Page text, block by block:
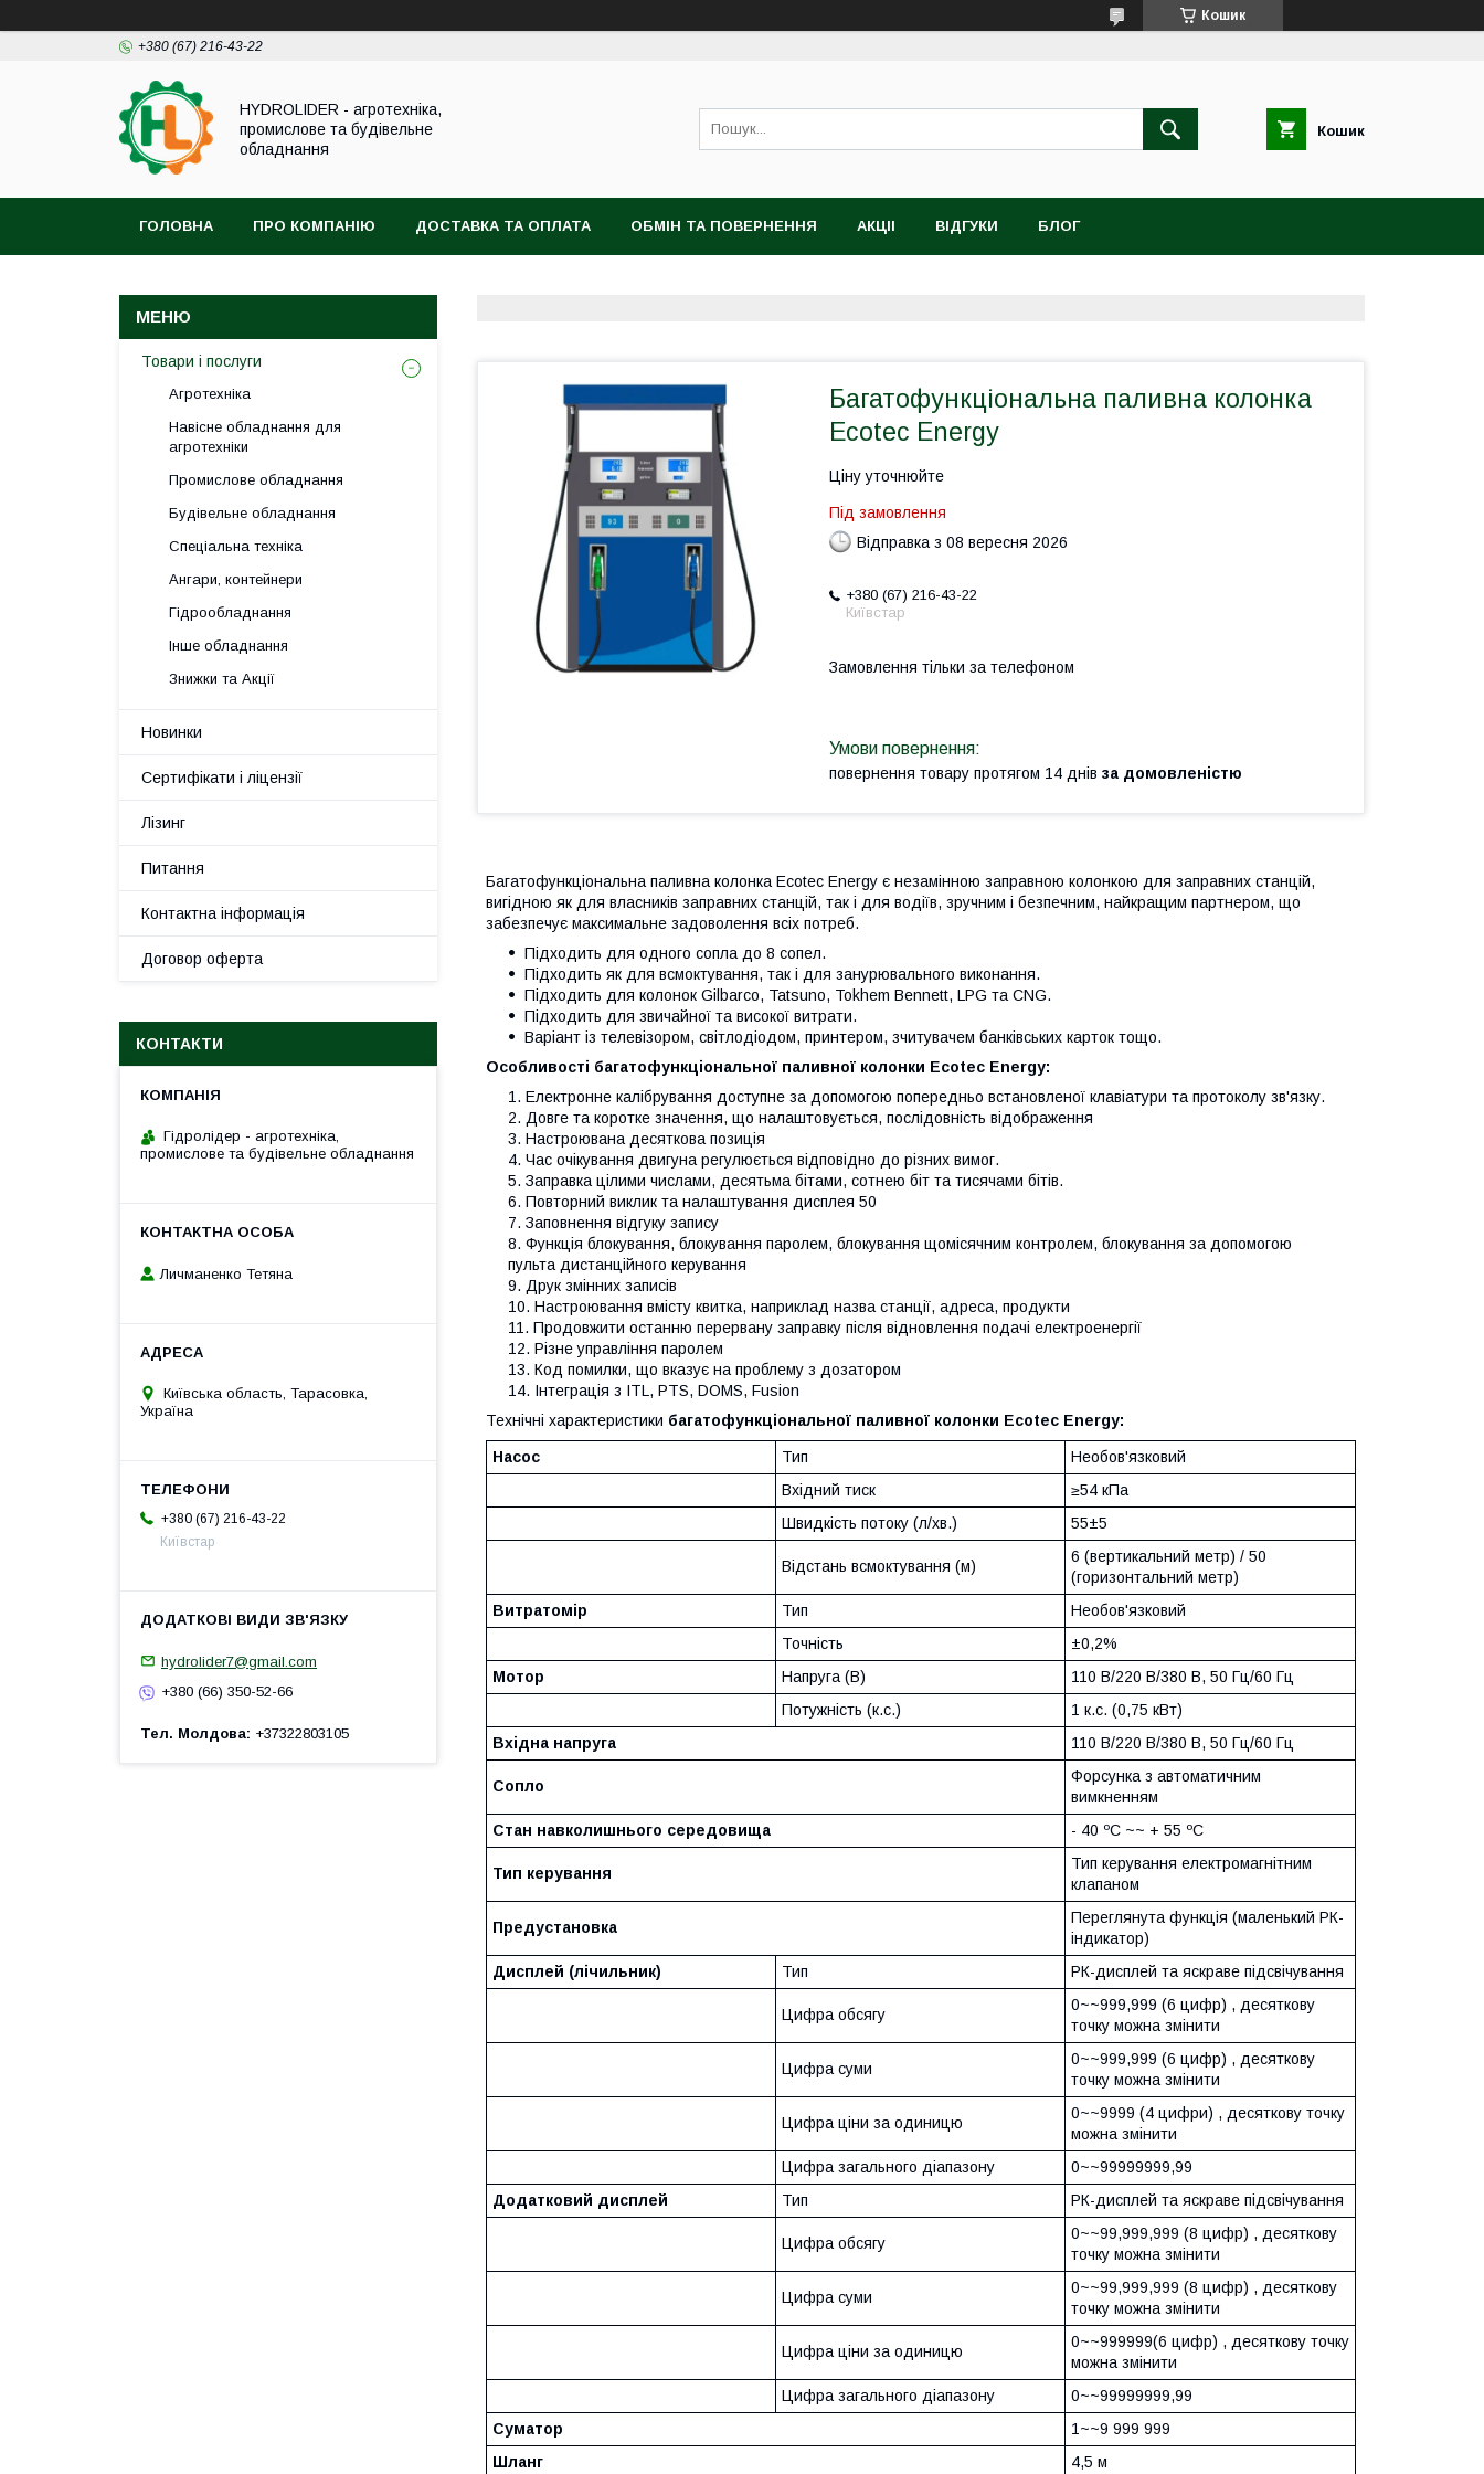
Кошик
+380 (67) 216-43-22
HYDROLIDER - агротехніка,
промислове та будівельне
обладнання
Кошик
ГОЛОВНА ПРО КОМПАНІЮ ДОСТАВКА ТА ОПЛАТА ОБМІН ТА ПОВЕРНЕННЯ АКЦІІ ВІДГУКИ БЛОГ
Багатофункціональна паливна колонка
Ecotec Energy
Ціну уточнюйте
Під замовлення
Відправка з 08 вересня 2026
+380 (67) 216-43-22
Київстар
Замовлення тільки за телефоном
повернення товару протягом 14 днів за домовленістю
Багатофункціональна паливна колонка Ecotec Energy є незамінною заправною колонкою для заправних станцій,
вигідною як для власників заправних станцій, так і для водіїв, зручним і безпечним, найкращим партнером, що
забезпечує максимальне задоволення всіх потреб.
Підходить для одного сопла до 8 сопел.
Підходить як для всмоктування, так і для занурювального виконання.
Підходить для колонок Gilbarco, Tatsuno, Tokhem Bennett, LPG та CNG.
Підходить для звичайної та високої витрати.
Варіант із телевізором, світлодіодом, принтером, зчитувачем банківських карток тощо.
Особливості багатофункціональної паливної колонки Ecotec Energy:
Електронне калібрування доступне за допомогою попередньо встановленої клавіатури та протоколу зв'язку.
Довге та коротке значення, що налаштовується, послідовність відображення
Настроювана десяткова позиція
Час очікування двигуна регулюється відповідно до різних вимог.
Заправка цілими числами, десятьма бітами, сотнею біт та тисячами бітів.
Повторний виклик та налаштування дисплея 50
Заповнення відгуку запису
Функція блокування, блокування паролем, блокування щомісячним контролем, блокування за допомогою
пульта дистанційного керування
Друк змінних записів
Настроювання вмісту квитка, наприклад назва станції, адреса, продукти
Продовжити останню перервану заправку після відновлення подачі електроенергії
Різне управління паролем
Код помилки, що вказує на проблему з дозатором
Інтеграція з ITL, PTS, DOMS, Fusion
Технічні характеристики багатофункціональної паливної колонки Ecotec Energy:
Насос Тип
Необов'язковий
Вхідний тиск
≥54 кПа
Швидкість потоку (л/хв.)
55±5
Відстань всмоктування (м)
6 (вертикальний метр) / 50
(горизонтальний метр)
Витратомір
Тип
Необов'язковий
Точність
±0,2%
Мотор
Напруга (В)
110 В/220 В/380 В, 50 Гц/60 Гц
Потужність (к.с.)
1 к.с. (0,75 кВт)
Вхідна напруга
110 В/220 В/380 В, 50 Гц/60 Гц
Сопло
Форсунка з автоматичним
вимкненням
Стан навколишнього середовища
- 40 ºС ~~ + 55 ºС
Тип керування
Тип керування електромагнітним
клапаном
Предустановка
Переглянута функція (маленький РК-
індикатор)
Дисплей (лічильник)
Тип РК-дисплей та яскраве підсвічування
Цифра обсягу
0~~999,999 (6 цифр) , десяткову
точку можна змінити
Цифра суми
0~~999,999 (6 цифр) , десяткову
точку можна змінити
Цифра ціни за одиницю
0~~9999 (4 цифри) , десяткову точку
можна змінити
Цифра загального діапазону
0~~99999999,99
Додатковий дисплей
Тип РК-дисплей та яскраве підсвічування
Цифра обсягу
0~~99,999,999 (8 цифр) , десяткову
точку можна змінити
Цифра суми
0~~99,999,999 (8 цифр) , десяткову
точку можна змінити
Цифра ціни за одиницю
0~~999999(6 цифр) , десяткову точку
можна змінити
Цифра загального діапазону
0~~99999999,99
Суматор
1~~9 999 999
Шланг
4,5 м
Товари і послуги
Агротехніка
Навісне обладнання для
агротехніки
Промислове обладнання
Будівельне обладнання
Спеціальна техніка
Ангари, контейнери
Гідрообладнання
Інше обладнання
Знижки та Акції
Новинки
Сертифікати і ліцензії
Лізинг
Питання
Контактна інформація
Договор оферта
КОНТАКТИ
Гідролідер - агротехніка,
промислове та будівельне обладнання
Личманенко Тетяна
Київська область, Тарасовка,
Україна
+380 (67) 216-43-22
Київстар
hydrolider7@gmail.com
+380 (66) 350-52-66
Тел. Молдова +37322803105